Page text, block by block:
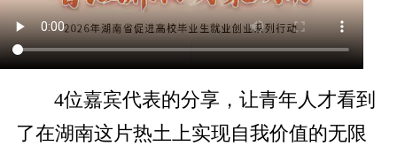
4位嘉宾代表的分享，让青年人才看到
了在湖南这片热土上实现自我价值的无限